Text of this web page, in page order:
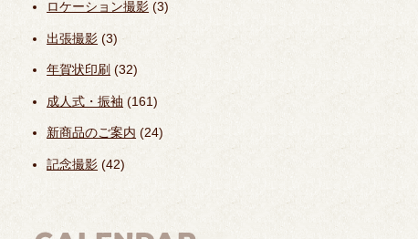
ロケーション撮影 (3)
出張撮影 (3)
年賀状印刷 (32)
成人式・振袖 (161)
新商品のご案内 (24)
記念撮影 (42)